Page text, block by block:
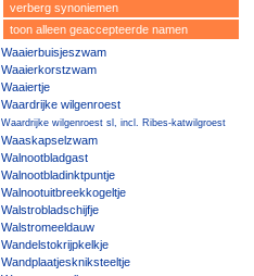
verberg synoniemen
toon alleen geaccepteerde namen
Waaierbuisjeszwam
Waaierkorstzwam
Waaiertje
Waardrijke wilgenroest
Waardrijke wilgenroest sl, incl. Ribes-katwilgroest
Waaskapselzwam
Walnootbladgast
Walnootbladinktpuntje
Walnootuitbreekkogeltje
Walstrobladschijfje
Walstromeeldauw
Wandelstokrijpkelkje
Wandplaatjeskniksteeltje